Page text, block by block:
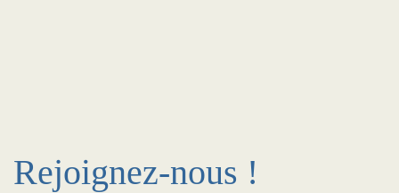
Rejoignez-nous !